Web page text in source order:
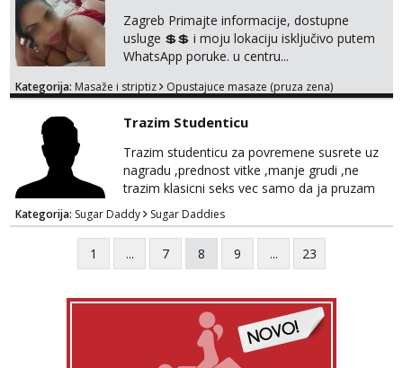
Zagreb Primajte informacije, dostupne
usluge 💲💲 i moju lokaciju isključivo putem
WhatsApp poruke. u centru...
Kategorija: Masaže i striptiz Opustajuce masaze (pruza zena)
Trazim Studenticu
Trazim studenticu za povremene susrete uz
nagradu ,prednost vitke ,manje grudi ,ne
trazim klasicni seks vec samo da ja pruzam
oral itd.....Javljanje na whatsapp sa
normalnom slikom ne trazim golotinju
,diskrecju dajem 100% i trazim istu.
Kategorija: Sugar Daddy Sugar Daddies
1 ... 7 8 9 ... 23